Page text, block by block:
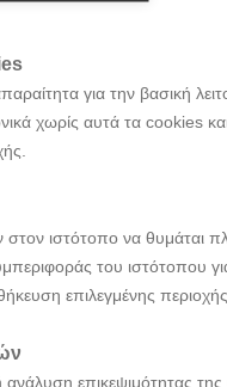
για την βασική
χωρίς αυτά τα cookies
ιστότοπο να θυμάται
του ιστότοπου
επιλεγμένης
ανάλυση επικεψιμότητας